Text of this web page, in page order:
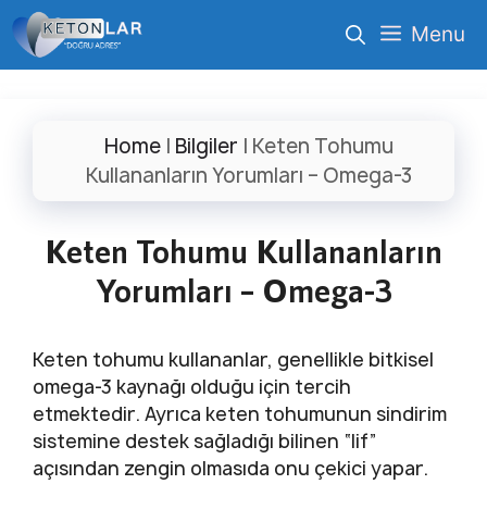
İçeriğe
atla
Menu
Home | Bilgiler | Keten Tohumu
Kullananların Yorumları – Omega-3
Keten Tohumu Kullananların
Yorumları – Omega-3
Keten tohumu kullananlar, genellikle bitkisel
omega-3 kaynağı olduğu için tercih
etmektedir. Ayrıca keten tohumunun sindirim
sistemine destek sağladığı bilinen “lif”
açısından zengin olmasıda onu çekici yapar.